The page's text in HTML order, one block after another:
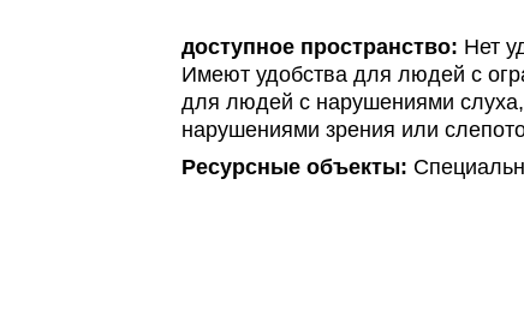
доступное пространство: Нет
Имеют удобства для людей с
для людей с нарушениями
нарушениями зрения или
Ресурсные объекты: